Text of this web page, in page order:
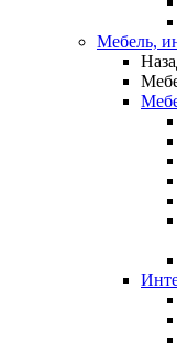
Мебель,